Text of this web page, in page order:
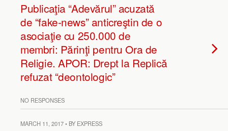
Publicaţia “Adevărul” acuzată
de “fake-news” anticreştin de o
asociaţie cu 250.000 de
membri: Părinţi pentru Ora de
Religie. APOR: Drept la Replică
refuzat “deontologic”
NO RESPONSES
MARCH 11, 2017 • BY EXPRESS